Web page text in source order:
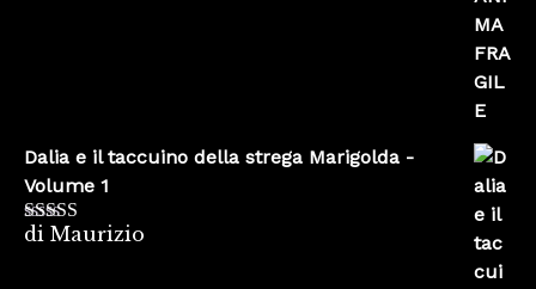
Dalia e il taccuino della strega Marigolda -
Volume 1
Valutato4
di Maurizio